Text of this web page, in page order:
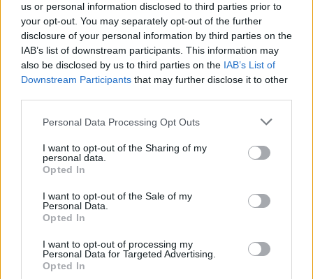
us or personal information disclosed to third parties prior to
your opt-out. You may separately opt-out of the further
disclosure of your personal information by third parties on the
IAB’s list of downstream participants. This information may
also be disclosed by us to third parties on the IAB’s List of
Downstream Participants that may further disclose it to other
Please note that this website/app uses one or more Google
not limited to your visit or usage behaviour. You may click to
grant or deny consent to Google and its third-party tags to
use your data for below specified purposes in below Google
consent section.
Personal Data Processing Opt Outs
I want to opt-out of the Sharing of my
personal data.
Opted In
I want to opt-out of the Sale of my
Personal Data.
Opted In
I want to opt-out of processing my
Personal Data for Targeted Advertising.
Opted In
Ακολουθείστε το iPaideia.gr στο
TελευταίεςΕιδήσειςγια την Παιδεία και την